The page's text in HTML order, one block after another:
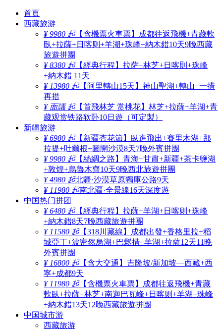
首頁
西藏旅游
¥ 9980 起【含機票火車票】成都往返飛機+青藏軟
臥+拉薩+日喀则+羊湖+珠峰+納木錯10天9晚西藏
旅遊拼團
¥ 8380 起【經典行程】拉萨+林芝+日喀則+珠峰
+納木錯 11天
¥ 13980 起【阿里轉山15天】神山聖湖+轉山+一措
再措
¥ 面議 起【首飛林芝 赏桃花】林芝+拉薩+羊湖+青
藏观赏铁路软卧10日遊（可定製）
新疆旅游
¥ 6980 起【新疆杏花節】臥進飛出+賽里木湖+那
拉提+吐爾根+圖開沙漠8天7晚外賓拼團
¥ 9980 起【絲綢之路】青海+甘肅+新疆+茶卡鹽湖
+敦煌+烏魯木齊10天9晚西北旅遊拼團
¥ 4980 起北疆·沙漠草原獨庫公路9天
¥ 11980 起南北疆·全景線16天深度遊
中国热门拼团
¥ 6480 起【經典行程】拉薩+羊湖+日喀则+珠峰
+納木錯8天7晚西藏旅遊拼團
¥ 11580 起【318川藏線】成都出發+香格里拉+稻
城亞丁+波密然烏湖+巴鬆措+羊湖+拉薩12天11晚
外賓拼團
¥ 16800 起【含大交通】吉隆坡/新加坡—西藏+西
寧+成都9天
¥ 11980 起【含機票火車票】成都往返飛機+青藏
軟臥+拉薩+林芝+南迦巴瓦峰+日喀则+羊湖+珠峰
+納木錯13天12晚西藏旅遊拼團
中国城市游
西藏旅游